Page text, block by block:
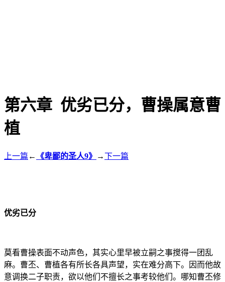
第六章 优劣已分，曹操属意曹
植
上一篇 ← 《卑鄙的圣人9》 →下一篇
优劣已分
莫看曹操表面不动声色，其实心里早被立嗣之事搅得一团乱
麻。曹丕、曹植各有所长各具声望，实在难分高下。因而他故
意调换二子职责，欲以他们不擅长之事考较他们。哪知曹丕修